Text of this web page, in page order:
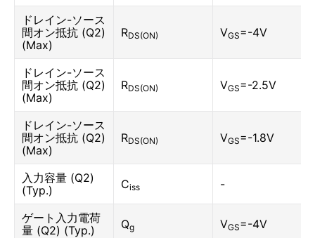
ドレイン-ソース
間オン抵抗 (Q2)
(Max)
RDS(ON) VGS=-4V
ドレイン-ソース
間オン抵抗 (Q2)
(Max)
RDS(ON) VGS=-2.5V
ドレイン-ソース
間オン抵抗 (Q2)
(Max)
RDS(ON) VGS=-1.8V
入力容量 (Q2)
(Typ.)
Ciss -
ゲート入力電荷
量 (Q2) (Typ.)
Qg VGS=-4V